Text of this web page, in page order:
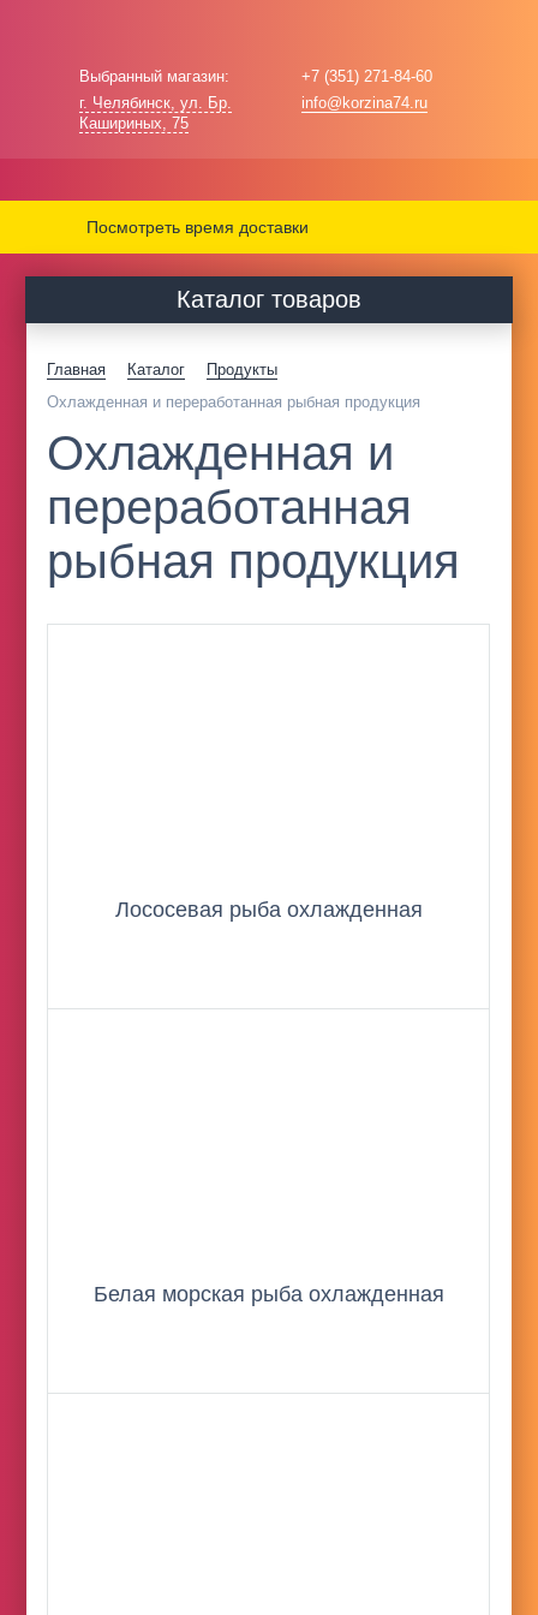
Выбранный магазин:
г. Челябинск, ул. Бр.
Кашириных, 75
+7 (351) 271-84-60
info@korzina74.ru
Посмотреть время доставки
Каталог товаров
Главная Каталог
Продукты
Охлажденная и переработанная рыбная продукция
Охлажденная и
переработанная
рыбная продукция
Лососевая рыба охлажденная
Белая морская рыба охлажденная